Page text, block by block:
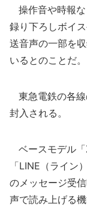
操作音や時報
録り下ろしボイ
送音声の一部を
いるとのことだ。
東急電鉄の各線
封入される。
ベースモデル
「LINE（ライン
のメッセージ受
声で読み上げる機